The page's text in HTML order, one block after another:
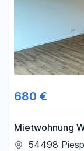
680 €
Mietwohnung
Einbauküche
54498